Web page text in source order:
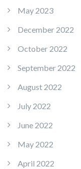
May 2023
December 2022
October 2022
September 2022
August 2022
July 2022
June 2022
May 2022
April 2022